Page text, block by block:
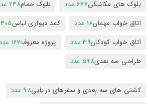
بلوک های مکانیکی677 عدد بلوک حمام248 عدد
اتاق خواب مهمان18 عدد کمد دیواری لباس405 عدد
اتاق خواب کودکان39 عدد پروژه معروف167 عدد
طراحی سه بعدی598 عدد
کشتی های سه بعدی و سفرهای دریایی98 عدد